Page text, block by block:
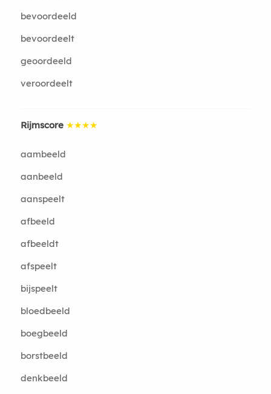
bevoordeeld
bevoordeelt
geoordeeld
veroordeelt
Rijmscore ★★★★
aambeeld
aanbeeld
aanspeelt
afbeeld
afbeeldt
afspeelt
bijspeelt
bloedbeeld
boegbeeld
borstbeeld
denkbeeld